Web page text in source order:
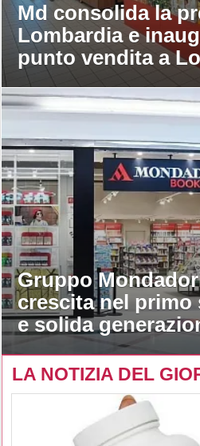
Md consolida la
Lombardia e
punto vendita a
Gruppo
crescita nel primo
e solida
LA NOTIZIA DEL